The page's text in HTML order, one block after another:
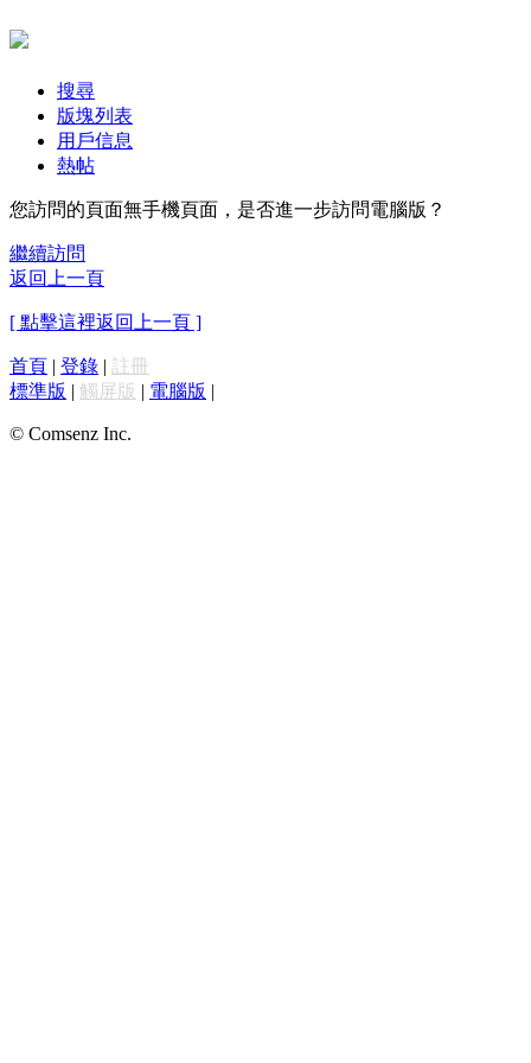
搜尋
版塊列表
用戶信息
熱帖
您訪問的頁面無手機頁面，是否進一步訪問電腦版？
繼續訪問
返回上一頁
[ 點擊這裡返回上一頁 ]
首頁 | 登錄 | 註冊
標準版 | 觸屏版 | 電腦版 |
© Comsenz Inc.